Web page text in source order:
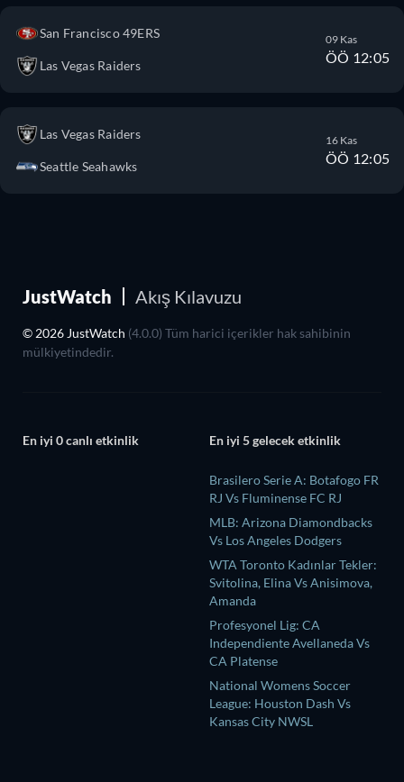
San Francisco 49ERS
Las Vegas Raiders
09 Kas
ÖÖ 12:05
Las Vegas Raiders
Seattle Seahawks
16 Kas
ÖÖ 12:05
JustWatch Akış Kılavuzu
© 2026 JustWatch (4.0.0) Tüm harici içerikler hak sahibinin
mülkiyetindedir.
En iyi 0 canlı etkinlik En iyi 5 gelecek etkinlik
Brasilero Serie A: Botafogo FR
RJ Vs Fluminense FC RJ
MLB: Arizona Diamondbacks
Vs Los Angeles Dodgers
WTA Toronto Kadınlar Tekler:
Svitolina, Elina Vs Anisimova,
Amanda
Profesyonel Lig: CA
Independiente Avellaneda Vs
CA Platense
National Womens Soccer
League: Houston Dash Vs
Kansas City NWSL